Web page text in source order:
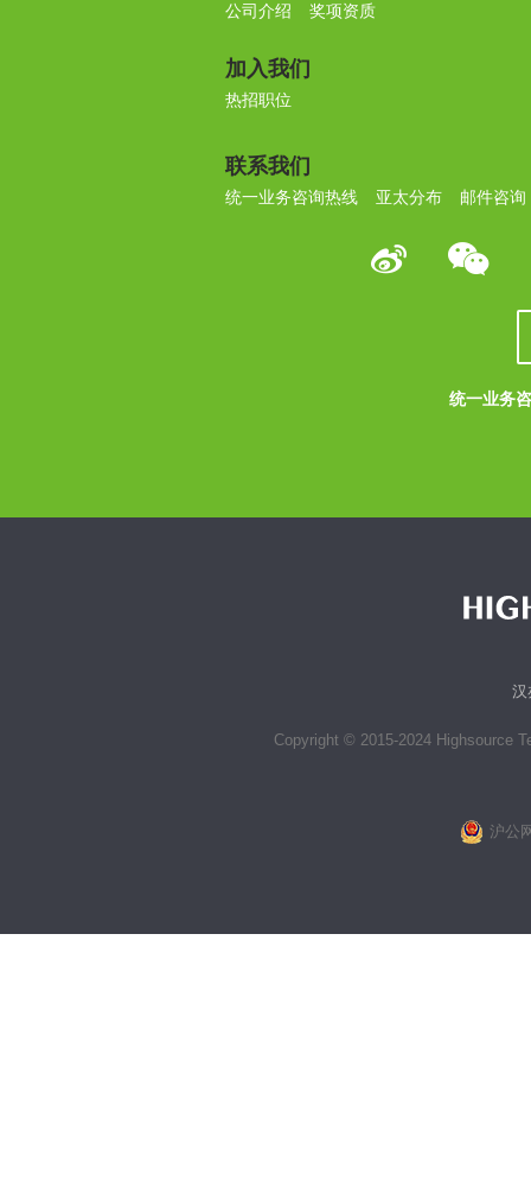
公司介绍 奖项资质
加入我们
热招职位
联系我们
统一业务咨询热线 亚太分布 邮件咨询
统一业务
汉
Copyright © 2015-2024 Highsource
沪公